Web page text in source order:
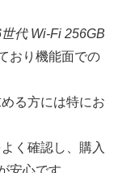
代 Wi-Fi 256GB
おり機能面での
る方には特にお
く確認し、購入
安心です。